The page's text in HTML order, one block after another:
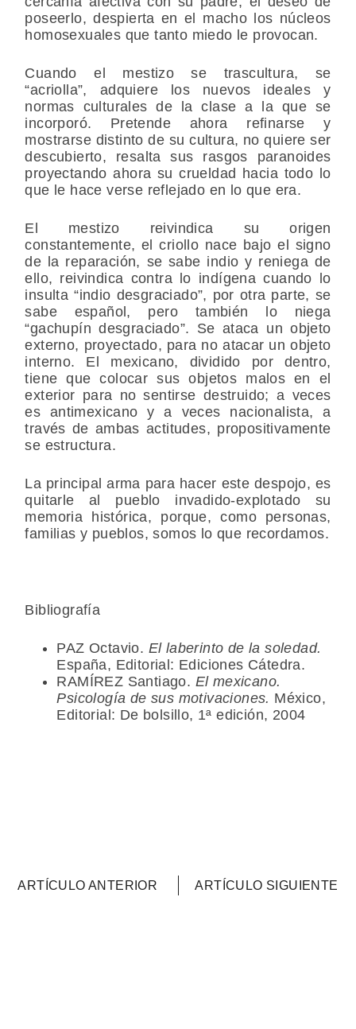
poseerlo, despierta en el macho los núcleos
homosexuales que tanto miedo le provocan.
Cuando el mestizo se trascultura, se
“acriolla”, adquiere los nuevos ideales y
normas culturales de la clase a la que se
incorporó. Pretende ahora refinarse y
mostrarse distinto de su cultura, no quiere ser
descubierto, resalta sus rasgos paranoides
proyectando ahora su crueldad hacia todo lo
que le hace verse reflejado en lo que era.
El mestizo reivindica su origen
constantemente, el criollo nace bajo el signo
de la reparación, se sabe indio y reniega de
ello, reivindica contra lo indígena cuando lo
insulta “indio desgraciado”, por otra parte, se
sabe español, pero también lo niega
“gachupín desgraciado”. Se ataca un objeto
externo, proyectado, para no atacar un objeto
interno. El mexicano, dividido por dentro,
tiene que colocar sus objetos malos en el
exterior para no sentirse destruido; a veces
es antimexicano y a veces nacionalista, a
través de ambas actitudes, propositivamente
se estructura.
La principal arma para hacer este despojo, es
quitarle al pueblo invadido-explotado su
memoria histórica, porque, como personas,
familias y pueblos, somos lo que recordamos.
Bibliografía
PAZ Octavio. El laberinto de la soledad.
España, Editorial: Ediciones Cátedra.
RAMÍREZ Santiago. El mexicano.
Psicología de sus motivaciones. México,
Editorial: De bolsillo, 1ª edición, 2004
ARTÍCULO ANTERIOR ARTÍCULO SIGUIENTE